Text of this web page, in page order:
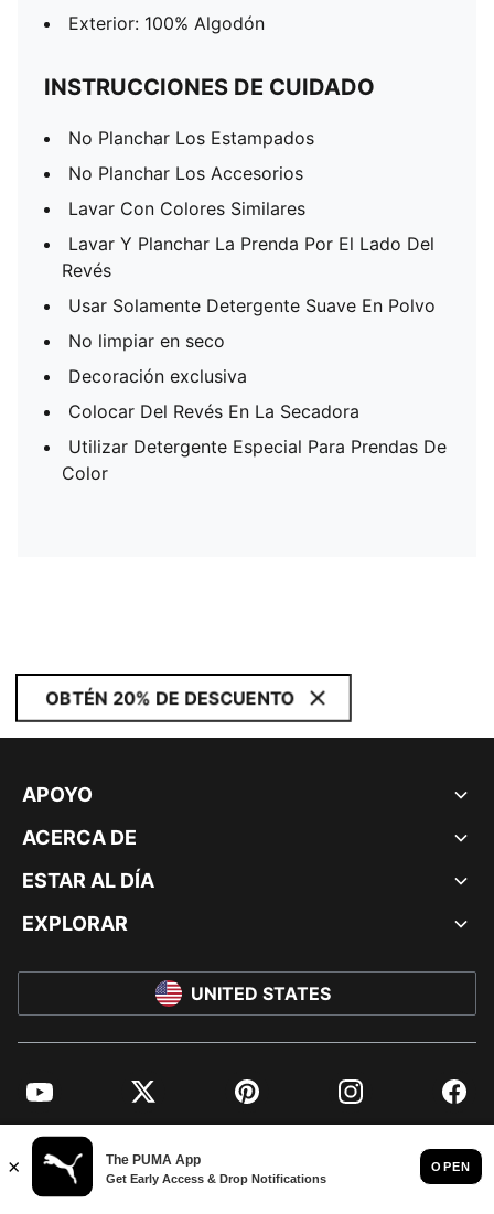
Exterior: 100% Algodón
INSTRUCCIONES DE CUIDADO
No Planchar Los Estampados
No Planchar Los Accesorios
Lavar Con Colores Similares
Lavar Y Planchar La Prenda Por El Lado Del
Revés
Usar Solamente Detergente Suave En Polvo
No limpiar en seco
Decoración exclusiva
Colocar Del Revés En La Secadora
Utilizar Detergente Especial Para Prendas De
Color
OBTÉN 20% DE DESCUENTO
APOYO
ACERCA DE
ESTAR AL DÍA
EXPLORAR
UNITED STATES
YouTube Twitter Pinterest Instagram
© PUMA NORTH AMERICA, INC.
IMPRINT AND LEGAL DATA